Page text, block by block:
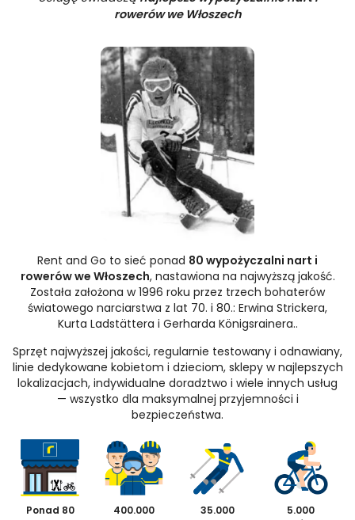
rowerów we Włoszech
Rent and Go to sieć ponad 80 wypożyczalni nart i
rowerów we Włoszech, nastawiona na najwyższą jakość.
Została założona w 1996 roku przez trzech bohaterów
światowego narciarstwa z lat 70. i 80.: Erwina Strickera,
Kurta Ladstättera i Gerharda Königsrainera..
Sprzęt najwyższej jakości, regularnie testowany i odnawiany,
linie dedykowane kobietom i dzieciom, sklepy w najlepszych
lokalizacjach, indywidualne doradztwo i wiele innych usług
— wszystko dla maksymalnej przyjemności i
bezpieczeństwa.
Ponad 80
400.000
35.000
5.000